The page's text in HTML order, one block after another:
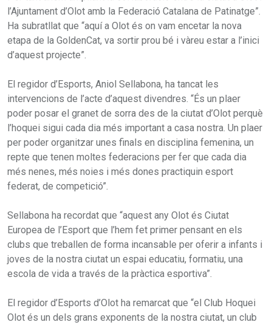
l’Ajuntament d’Olot amb la Federació Catalana de Patinatge”.
Ha subratllat que “aquí a Olot és on vam encetar la nova
etapa de la GoldenCat, va sortir prou bé i vàreu estar a l’inici
d’aquest projecte”.
El regidor d’Esports, Aniol Sellabona, ha tancat les
intervencions de l’acte d’aquest divendres. “És un plaer
poder posar el granet de sorra des de la ciutat d’Olot perquè
l’hoquei sigui cada dia més important a casa nostra. Un plaer
per poder organitzar unes finals en disciplina femenina, un
repte que tenen moltes federacions per fer que cada dia
més nenes, més noies i més dones practiquin esport
federat, de competició”.
Sellabona ha recordat que “aquest any Olot és Ciutat
Europea de l’Esport que l’hem fet primer pensant en els
clubs que treballen de forma incansable per oferir a infants i
joves de la nostra ciutat un espai educatiu, formatiu, una
escola de vida a través de la pràctica esportiva”.
El regidor d’Esports d’Olot ha remarcat que “el Club Hoquei
Olot és un dels grans exponents de la nostra ciutat, un club